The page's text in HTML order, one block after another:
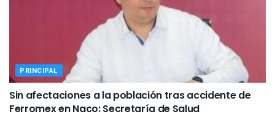
PRINCIPAL
Sin afectaciones a la población tras accidente de
Ferromex en Naco: Secretaría de Salud